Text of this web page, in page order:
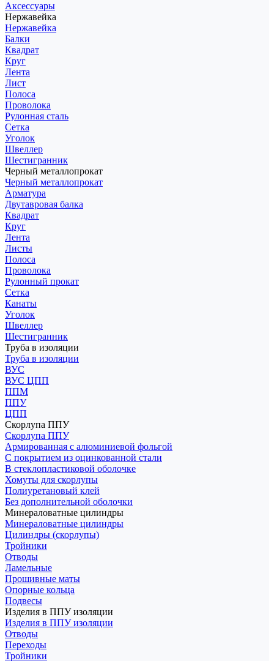
Аксессуары
Нержавейка
Нержавейка
Балки
Квадрат
Круг
Лента
Лист
Полоса
Проволока
Рулонная сталь
Сетка
Уголок
Швеллер
Шестигранник
Черный металлопрокат
Черный металлопрокат
Арматура
Двутавровая балка
Квадрат
Круг
Лента
Листы
Полоса
Проволока
Рулонный прокат
Сетка
Канаты
Уголок
Швеллер
Шестигранник
Труба в изоляции
Труба в изоляции
ВУС
ВУС ЦПП
ППМ
ППУ
ЦПП
Скорлупа ППУ
Скорлупа ППУ
Армированная с алюминиевой фольгой
С покрытием из оцинкованной стали
В стеклопластиковой оболочке
Хомуты для скорлупы
Полиуретановый клей
Без дополнительной оболочки
Минераловатные цилиндры
Минераловатные цилиндры
Цилиндры (скорлупы)
Тройники
Отводы
Ламельные
Прошивные маты
Опорные кольца
Подвесы
Изделия в ППУ изоляции
Изделия в ППУ изоляции
Отводы
Переходы
Тройники